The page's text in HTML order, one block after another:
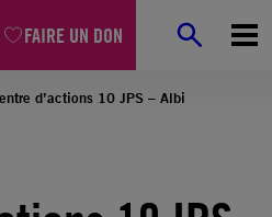
FAIRE UN DON
d’actions 10 JPS – Albi